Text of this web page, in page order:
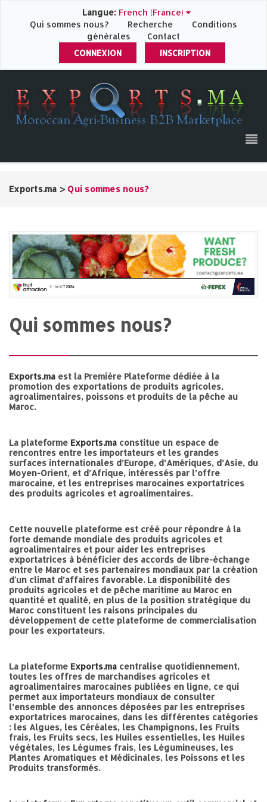
Langue: French (France)
Qui sommes nous?
Recherche
Conditions
générales
Contact
CONNEXION
INSCRIPTION
Exports.ma > Qui sommes nous?
Qui sommes nous?
Exports.ma est la Première Plateforme dédiée à la
promotion des exportations de produits agricoles,
agroalimentaires, poissons et produits de la pêche au
Maroc.
La plateforme Exports.ma constitue un espace de
rencontres entre les importateurs et les grandes
surfaces internationales d’Europe, d’Amériques, d’Asie, du
Moyen-Orient, et d’Afrique, intéressés par l’offre
marocaine, et les entreprises marocaines exportatrices
des produits agricoles et agroalimentaires.
Cette nouvelle plateforme est créé pour répondre à la
forte demande mondiale des produits agricoles et
agroalimentaires et pour aider les entreprises
exportatrices à bénéficier des accords de libre-échange
entre le Maroc et ses partenaires mondiaux par la création
d'un climat d’affaires favorable. La disponibilité des
produits agricoles et de pêche maritime au Maroc en
quantité et qualité, en plus de la position stratégique du
Maroc constituent les raisons principales du
développement de cette plateforme de commercialisation
pour les exportateurs.
La plateforme Exports.ma centralise quotidiennement,
toutes les offres de marchandises agricoles et
agroalimentaires marocaines publiées en ligne, ce qui
permet aux importateurs mondiaux de consulter
l’ensemble des annonces déposées par les entreprises
exportatrices marocaines, dans les différentes catégories
: les Algues, les Céréales, les Champignons, les Fruits
frais, les Fruits secs, les Huiles essentielles, les Huiles
végétales, les Légumes frais, les Légumineuses, les
Plantes Aromatiques et Médicinales, les Poissons et les
Produits transformés.